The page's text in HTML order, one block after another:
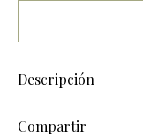
Descripción
Compartir